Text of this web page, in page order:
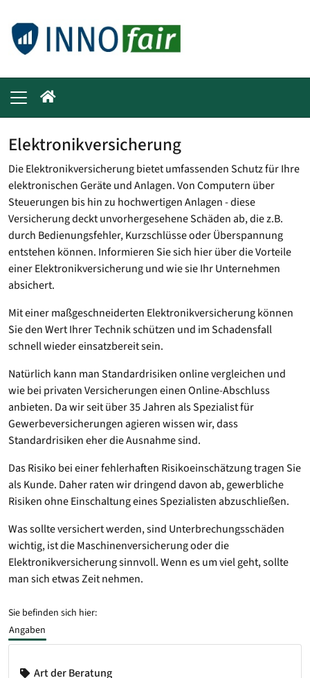
Elektronikversicherung
Die Elektronikversicherung bietet umfassenden Schutz für Ihre
elektronischen Geräte und Anlagen. Von Computern über
Steuerungen bis hin zu hochwertigen Anlagen - diese
Versicherung deckt unvorhergesehene Schäden ab, die z.B.
durch Bedienungsfehler, Kurzschlüsse oder Überspannung
entstehen können. Informieren Sie sich hier über die Vorteile
einer Elektronikversicherung und wie sie Ihr Unternehmen
absichert.
Mit einer maßgeschneiderten Elektronikversicherung können
Sie den Wert Ihrer Technik schützen und im Schadensfall
schnell wieder einsatzbereit sein.
Natürlich kann man Standardrisiken online vergleichen und
wie bei privaten Versicherungen einen Online-Abschluss
anbieten. Da wir seit über 35 Jahren als Spezialist für
Gewerbeversicherungen agieren wissen wir, dass
Standardrisiken eher die Ausnahme sind.
Das Risiko bei einer fehlerhaften Risikoeinschätzung tragen Sie
als Kunde. Daher raten wir dringend davon ab, gewerbliche
Risiken ohne Einschaltung eines Spezialisten abzuschließen.
Was sollte versichert werden, sind Unterbrechungsschäden
wichtig, ist die Maschinenversicherung oder die
Elektronikversicherung sinnvoll. Wenn es um viel geht, sollte
man sich etwas Zeit nehmen.
Sie befinden sich hier:
Angaben
Art der Beratung